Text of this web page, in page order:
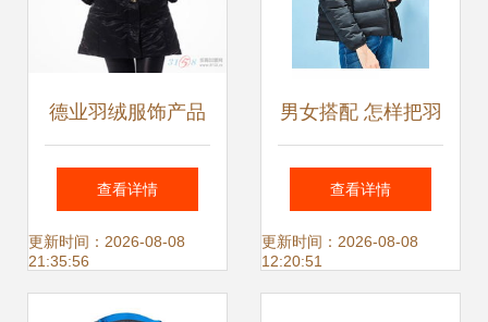
息库
德业羽绒服饰产品
德业羽绒服饰产品
图片 德业羽绒服饰
怎么样 最新德业羽
查看详情
更新时间：2026-08-08
21:35:56
男女搭配 怎样把羽
绒服穿得好看又有
型
查看详情
更新时间：2026-08-08
12:20:51